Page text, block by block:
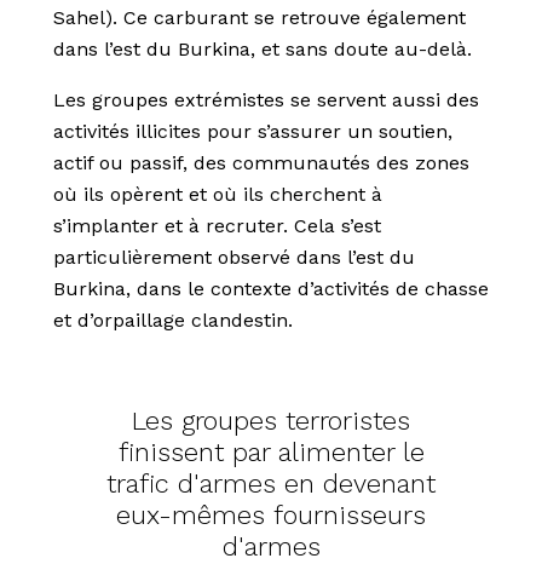
Sahel). Ce carburant se retrouve également
dans l’est du Burkina, et sans doute au-delà.
Les groupes extrémistes se servent aussi des
activités illicites pour s’assurer un soutien,
actif ou passif, des communautés des zones
où ils opèrent et où ils cherchent à
s’implanter et à recruter. Cela s’est
particulièrement observé dans l’est du
Burkina, dans le contexte d’activités de chasse
et d’orpaillage clandestin.
Les groupes terroristes
finissent par alimenter le
trafic d'armes en devenant
eux-mêmes fournisseurs
d'armes